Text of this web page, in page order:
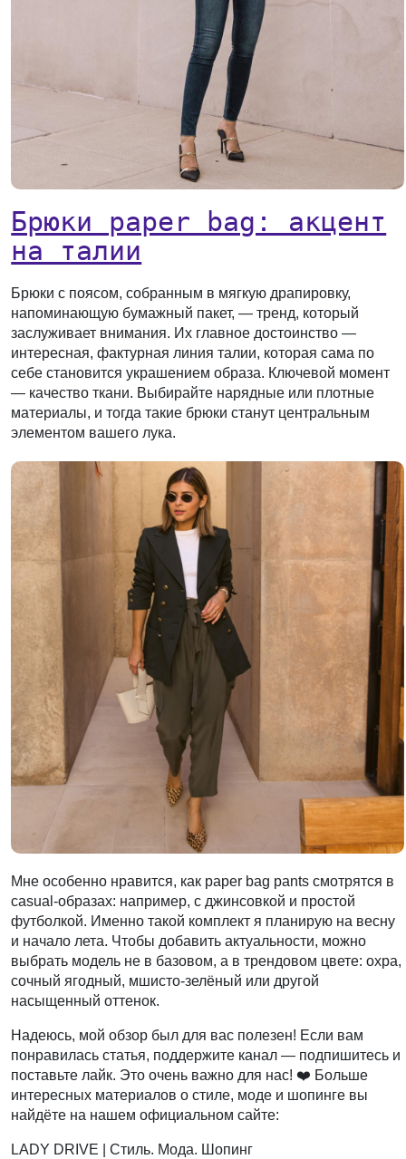
Брюки paper bag: акцент
на талии
Брюки с поясом, собранным в мягкую драпировку,
напоминающую бумажный пакет, — тренд, который
заслуживает внимания. Их главное достоинство —
интересная, фактурная линия талии, которая сама по
себе становится украшением образа. Ключевой момент
— качество ткани. Выбирайте нарядные или плотные
материалы, и тогда такие брюки станут центральным
элементом вашего лука.
Мне особенно нравится, как paper bag pants смотрятся в
casual-образах: например, с джинсовкой и простой
футболкой. Именно такой комплект я планирую на весну
и начало лета. Чтобы добавить актуальности, можно
выбрать модель не в базовом, а в трендовом цвете: охра,
сочный ягодный, мшисто-зелёный или другой
насыщенный оттенок.
Надеюсь, мой обзор был для вас полезен! Если вам
понравилась статья, поддержите канал — подпишитесь и
поставьте лайк. Это очень важно для нас! ❤️ Больше
интересных материалов о стиле, моде и шопинге вы
найдёте на нашем официальном сайте:
LADY DRIVE | Стиль. Мода. Шопинг